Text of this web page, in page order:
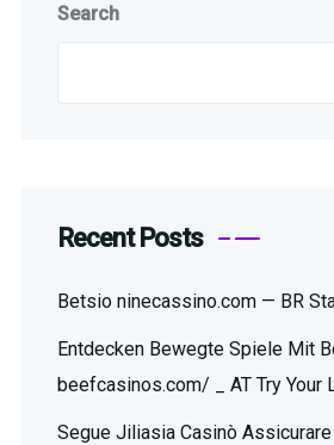
Search
Recent Posts
Betsio ninecassino.com — BR
Entdecken Bewegte Spiele Mit
beefcasinos.com/ _ AT Try Your
Segue Jiliasia Casinò